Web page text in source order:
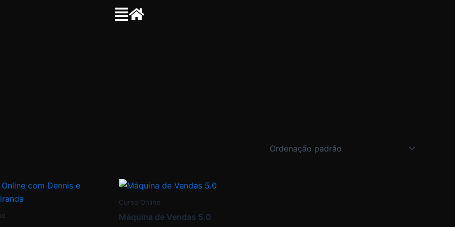
Curso Online
Máquina de Vendas 5.0